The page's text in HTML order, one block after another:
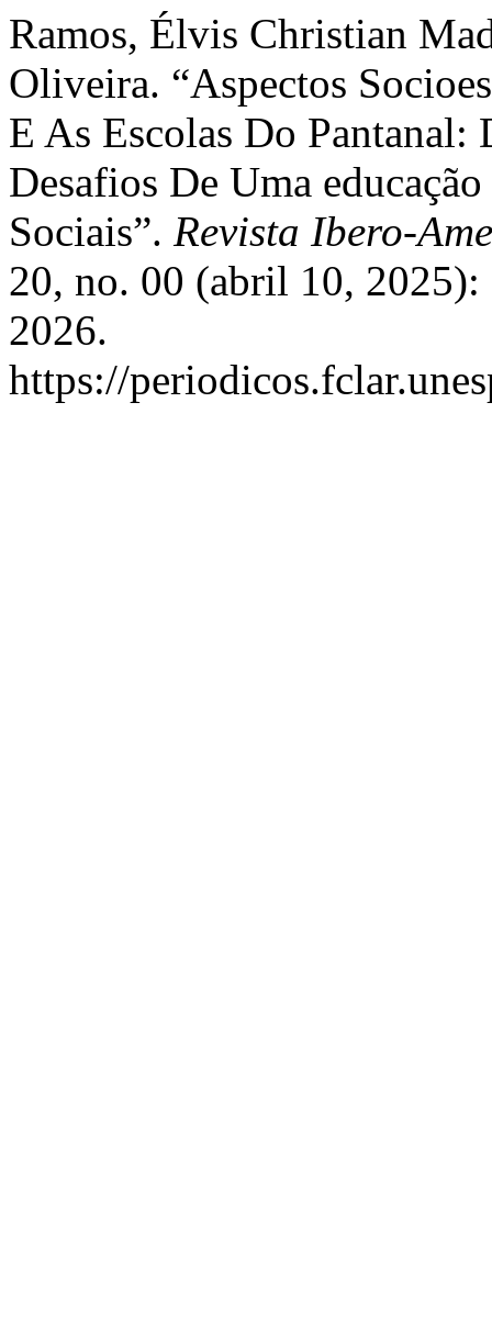
Ramos, Élvis Christian
Oliveira. “Aspectos
E As Escolas Do Pantanal:
Desafios De Uma
Sociais”. Revista Ibero-
20, no. 00 (abril 10, 2025):
2026.
https://